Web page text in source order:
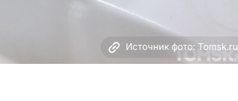
Источник фото: Tomsk.ru